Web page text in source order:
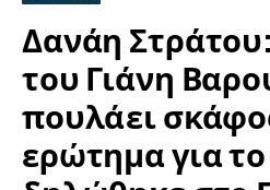
Δανάη
του Γιάνη
πουλάει
ερώτημα για